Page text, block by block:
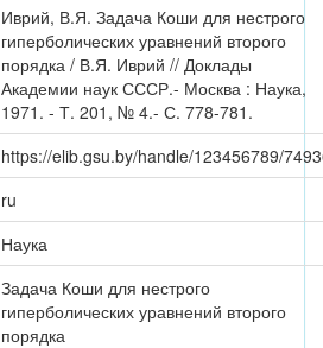
Иврий, В.Я. Задача Коши для нестрого
гиперболических уравнений второго
порядка / В.Я. Иврий // Доклады
Академии наук СССР.- Москва : Наука,
1971. - Т. 201, № 4.- С. 778-781.
https://elib.gsu.by/handle/123456789/
ru
Наука
Задача Коши для нестрого
гиперболических уравнений второго
порядка